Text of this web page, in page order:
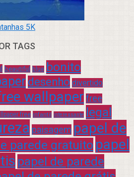
5K
TAGS
beautiful blue bonito
desenho divertido
wallpaper free
free infantil interessante legal
paisagem papel de
parede gratuito papel
papel de parede